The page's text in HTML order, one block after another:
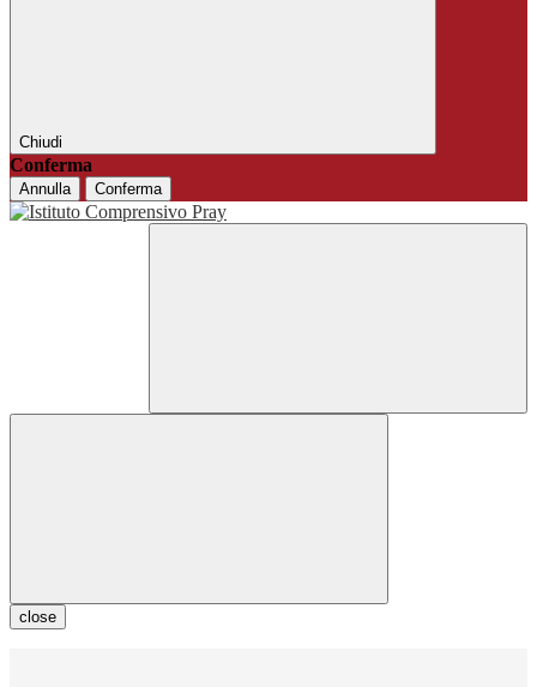
Chiudi
Conferma
Annulla Conferma
close